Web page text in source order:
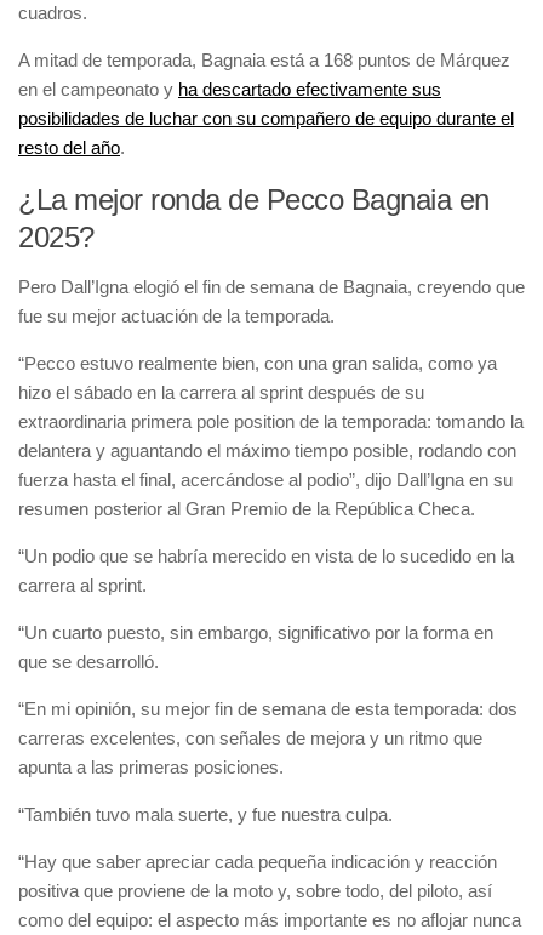
cuadros.
A mitad de temporada, Bagnaia está a 168 puntos de Márquez
en el campeonato y ha descartado efectivamente sus
posibilidades de luchar con su compañero de equipo durante el
resto del año.
¿La mejor ronda de Pecco Bagnaia en
2025?
Pero Dall’Igna elogió el fin de semana de Bagnaia, creyendo que
fue su mejor actuación de la temporada.
“Pecco estuvo realmente bien, con una gran salida, como ya
hizo el sábado en la carrera al sprint después de su
extraordinaria primera pole position de la temporada: tomando la
delantera y aguantando el máximo tiempo posible, rodando con
fuerza hasta el final, acercándose al podio”, dijo Dall’Igna en su
resumen posterior al Gran Premio de la República Checa.
“Un podio que se habría merecido en vista de lo sucedido en la
carrera al sprint.
“Un cuarto puesto, sin embargo, significativo por la forma en
que se desarrolló.
“En mi opinión, su mejor fin de semana de esta temporada: dos
carreras excelentes, con señales de mejora y un ritmo que
apunta a las primeras posiciones.
“También tuvo mala suerte, y fue nuestra culpa.
“Hay que saber apreciar cada pequeña indicación y reacción
positiva que proviene de la moto y, sobre todo, del piloto, así
como del equipo: el aspecto más importante es no aflojar nunca